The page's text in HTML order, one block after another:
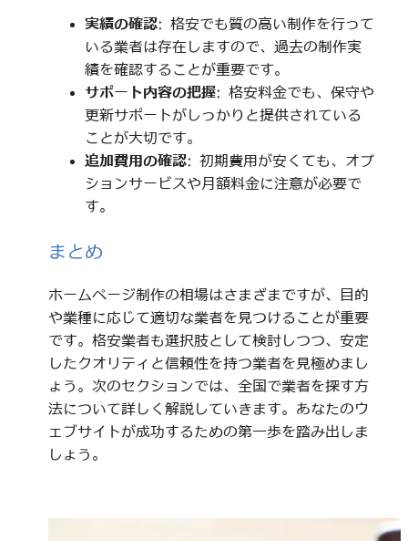
実績の確認: 格安でも質の高い制作を行って
いる業者は存在しますので、過去の制作実
績を確認することが重要です。
サポート内容の把握: 格安料金でも、保守や
更新サポートがしっかりと提供されている
ことが大切です。
追加費用の確認: 初期費用が安くても、オプ
ションサービスや月額料金に注意が必要で
す。
まとめ
ホームページ制作の相場はさまざまですが、目的
や業種に応じて適切な業者を見つけることが重要
です。格安業者も選択肢として検討しつつ、安定
したクオリティと信頼性を持つ業者を見極めまし
ょう。次のセクションでは、全国で業者を探す方
法について詳しく解説していきます。あなたのウ
ェブサイトが成功するための第一歩を踏み出しま
しょう。